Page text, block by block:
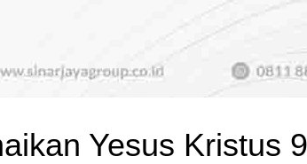
Yesus Kristus